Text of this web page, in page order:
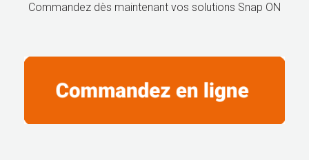
Commandez dès maintenant vos solutions Snap ON